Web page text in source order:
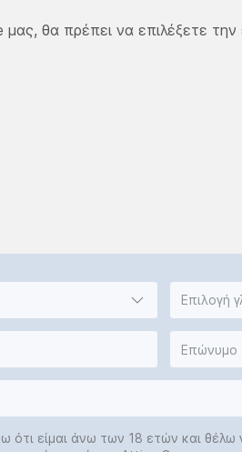
θα πρέπει να επιλέξετε
Επιλογή
ότι είμαι άνω των 18 ετών και